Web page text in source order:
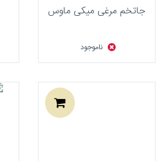
جاتخم مرغی میکی ماوس
ناموجود